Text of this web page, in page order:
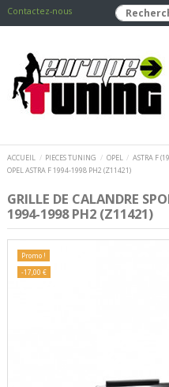
Contactez-nous
ACCUEIL PIECES TUNING OPEL ASTRA F
OPEL ASTRA F 1994-1998 PH2 (Z11421)
GRILLE DE CALANDRE
1994-1998 PH2 (Z11421)
Promo !
-17,00 €